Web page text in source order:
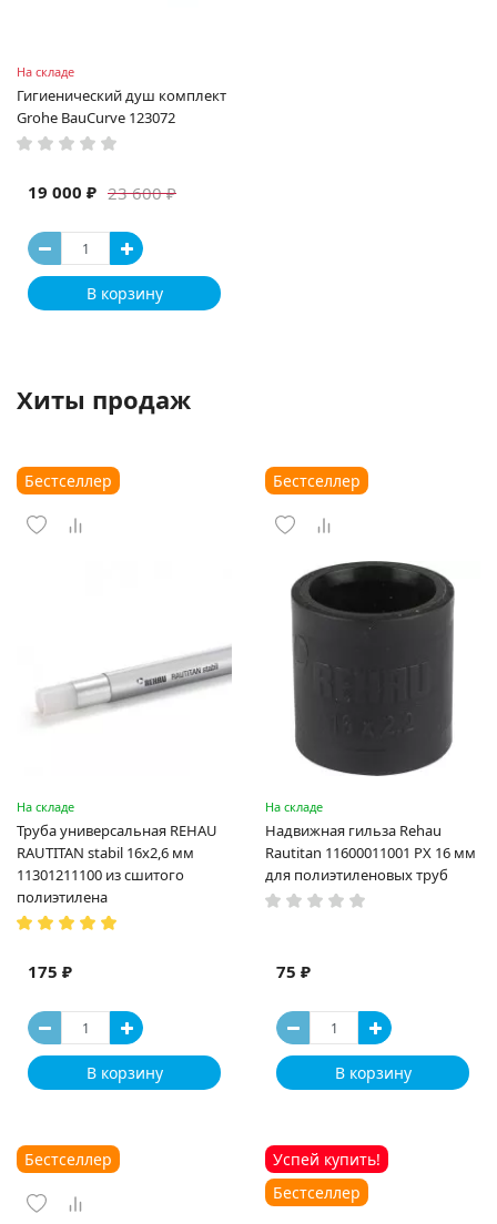
На складе
Гигиенический душ комплект
Grohe BauCurve 123072
23 600 ₽
19 000 ₽
В корзину
Хиты продаж
Бестселлер
На складе
Труба универсальная REHAU
RAUTITAN stabil 16х2,6 мм
11301211100 из сшитого
полиэтилена
175 ₽
В корзину
Бестселлер
На складе
Надвижная гильза Rehau
Rautitan 11600011001 PX 16 мм
для полиэтиленовых труб
75 ₽
В корзину
Бестселлер
Успей купить!
Бестселлер